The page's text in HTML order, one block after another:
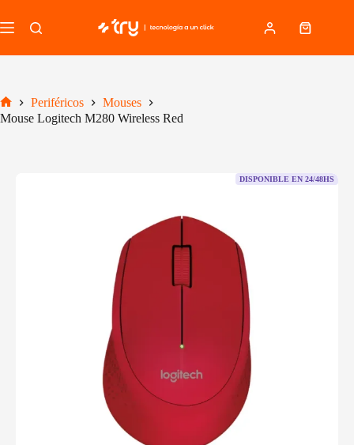
al
contenido
Carro
Inicio
Periféricos
Mouses
Mouse Logitech M280 Wireless Red
DISPONIBLE EN 24/48HS